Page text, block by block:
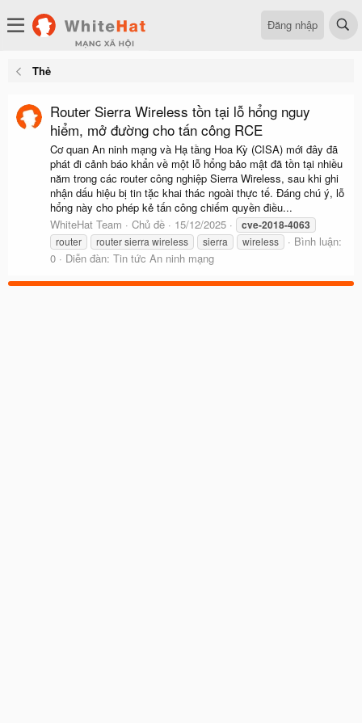
Đăng nhập
Thẻ
Router Sierra Wireless tồn tại lỗ hổng nguy
hiểm, mở đường cho tấn công RCE
Cơ quan An ninh mạng và Hạ tầng Hoa Kỳ (CISA) mới đây đã
phát đi cảnh báo khẩn về một lỗ hổng bảo mật đã tồn tại nhiều
năm trong các router công nghiệp Sierra Wireless, sau khi ghi
nhận dấu hiệu bị tin tặc khai thác ngoài thực tế. Đáng chú ý, lỗ
hổng này cho phép kẻ tấn công chiếm quyền điều...
WhiteHat Team
Chủ đề 15/12/2025 cve-2018-4063
router router sierra wireless sierra wireless
Bình luận:
0
Diễn đàn: Tin tức An ninh mạng